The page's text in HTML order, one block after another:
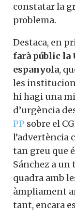
constatar la
problema.
Destaca, en
farà públic la
espanyola,
les
hi hagi una
d’urgència
PP sobre el
l’advertència
tan greu que
Sánchez a un
quadra amb
àmpliament
tant, encara